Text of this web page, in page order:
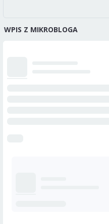
WPIS Z MIKROBLOGA